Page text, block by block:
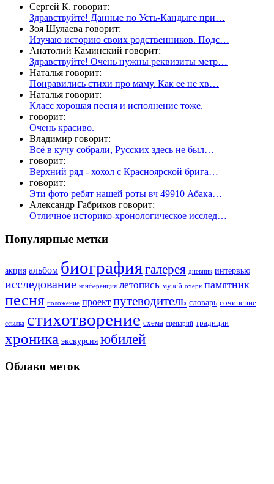
Сергей К. говорит:
Здравствуйте! Данные по Усть-Кандыге при…
Зоя Шулаева говорит:
Изучаю историю своих родственников. Подс…
Анатолий Каминский говорит:
Здравствуйте! Очень нужны реквизиты метр…
Наталья говорит:
Понравились стихи про маму. Как ее не хв…
Наталья говорит:
Класс хорошая песня и исполнение тоже.
говорит:
Очень красиво.
Владимир говорит:
Всё в кучу собрали, Русских здесь не был…
говорит:
Верхний ряд - хохол с Красноярской брига…
говорит:
Эти фото ребят нашей роты вч 49910 Абака…
Александр Габриков говорит:
Отличное историко-хронологическое исслед…
Популярные метки
акция альбом биографиягалерея дневник интервью
исследование конференция летопись музей очерк памятник
песня положение проект путеводитель словарь сочинение
ссылка стихотворение схема сценарий традиции
хроника экскурсия юбилей
Облако меток